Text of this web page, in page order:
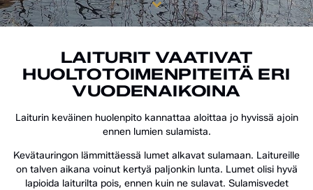
LAITURIT VAATIVAT
HUOLTOTOIMENPITEITÄ ERI
VUODENAIKOINA
Laiturin keväinen huolenpito kannattaa aloittaa jo hyvissä ajoin
ennen lumien sulamista.
Kevätauringon lämmittäessä lumet alkavat sulamaan. Laitureille
on talven aikana voinut kertyä paljonkin lunta. Lumet olisi hyvä
lapioida laiturilta pois, ennen kuin ne sulavat. Sulamisvedet